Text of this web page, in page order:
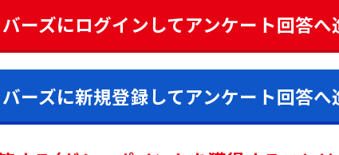
ーズにログインしてアンケート回答へ
ーズに新規登録してアンケート回答へ